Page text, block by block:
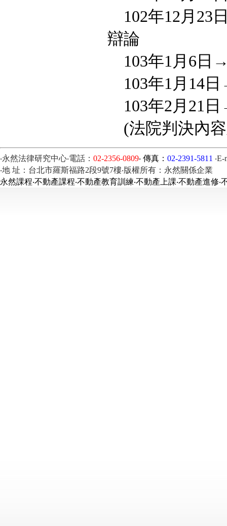
102年12月23
辯論
103年1月6日
103年1月14
103年2月21
(法院判決內
‧永然法律研究中心‧電話： 02-2356-0809‧ 傳真： 02-2391-5811
‧地 址：台北市羅斯福路2段9號7樓‧版權所有：永然關係企業
永然課程‧不動產課程‧不動產教育訓練‧不動產上課‧不動產進修‧